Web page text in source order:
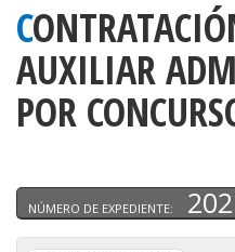
CONTRATACIÓN DE UNA
AUXILIAR
POR
NÚMERO DE EXPEDIENTE: